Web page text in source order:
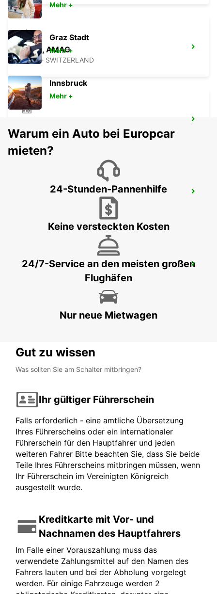
THUN, AMAG
THUN - SWITZERLAND
YVERDON LES BAINS - SWITZERLAND
MONTREUX, HOTEL MONTREUX-PALACE
MONTREUX - SWITZERLAND
Mehr +
Graz Stadt
Mehr +
Innsbruck
Mehr +
Warum ein Auto bei Europcar
mieten?
24-Stunden-Pannenhilfe
Keine versteckten Kosten
24/7-Service an den meisten großen
Flughäfen
Nur neue Mietwagen
Gut zu wissen
Was sollten Sie am Schalter mitbringen?
Ihr gültiger Führerschein
Falls erforderlich - eine amtliche Übersetzung
Ihres Führerscheins oder ein internationaler
Führerschein für den Hauptfahrer und jeden
weiteren Fahrer Bitte beachten Sie, dass Sie beide
Teile Ihres Führerscheins mitbringen müssen, wenn
Ihr Führerschein im Vereinigten Königreich
ausgestellt wurde.
Kreditkarte mit Vor- und
Nachnamen des Hauptfahrers
Im Falle einer Vorauszahlung muss das
verwendete Zahlungsmittel auf den Namen des
Fahrers lauten und bei der Abholung vorgelegt
werden. Für einige Fahrzeuge werden 2